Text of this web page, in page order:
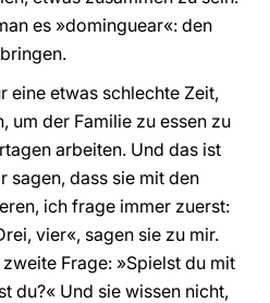
es »dominguear«: den
eine etwas schlechte Zeit,
um der Familie zu essen zu
arbeiten. Und das ist
sagen, dass sie mit den
ich frage immer zuerst:
vier«, sagen sie zu mir.
Frage: »Spielst du mit
du?« Und sie wissen nicht,